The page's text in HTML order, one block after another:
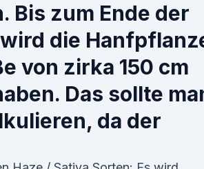
Bis zum Ende der
die
von zirka 150 cm
Das sollte
da der